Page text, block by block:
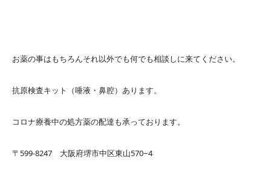
お薬の事はもちろんそれ以外でも何でも相談しに来てください。
抗原検査キット（唾液・鼻腔）あります。
コロナ療養中の処方薬の配達も承っております。
〒599-8247 大阪府堺市中区東山570−4